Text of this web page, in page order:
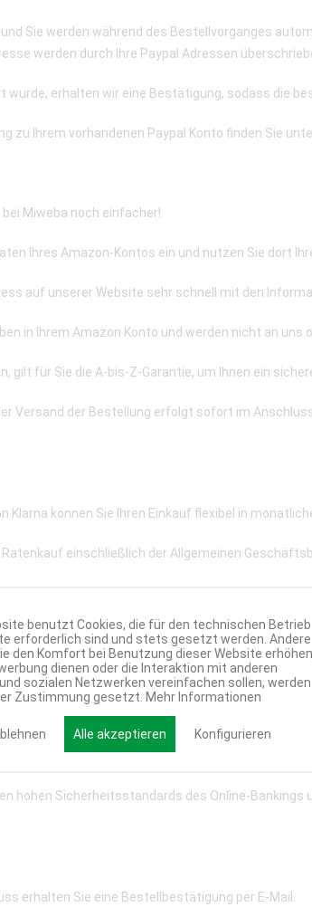
Sie werden während des Bestellvorganges
werden durch Ihre Paypal Adressen
wurde, erhalten wir eine Bestätigung, sodass die
zu Ihrem vorhandenen Paypal Konto finden Sie
Miweba noch einfacher!
Ihres Amazon-Kontos ein und nutzen Sie dort
auf unserer Website sehr schnell mit den
in Ihrem Amazon Konto und werden nicht an uns
gilt für Sie die A-bis-Z-Garantie, um Ihnen ein
Versand der Bestellung erfolgt sofort im
Klarna können Sie Ihren Einkauf flexibel in
einschließlich der Allgemeinen
der Sofort GmbH - A Klarna Group
gewohnten Online Banking Daten (PIN/TAN)
eine Echtzeitbestätigung, sodass die
hohen Sicherheitsstandards des Online-
erhalten Sie eine Bestellbestätigung per E-Mail.
benutzt Cookies, die für den technischen Betrieb
erforderlich sind und stets gesetzt werden. Andere
den Komfort bei Benutzung dieser Website
dienen oder die Interaktion mit anderen
sozialen Netzwerken vereinfachen sollen, werden
Zustimmung gesetzt. Mehr Informationen
Alle akzeptieren Konfigurieren